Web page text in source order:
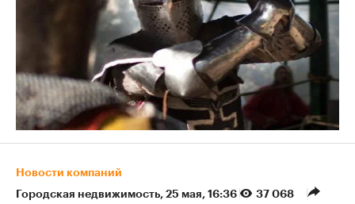
Новости компаний
Городская недвижимость⁠, 25 мая, 16:36 37 068